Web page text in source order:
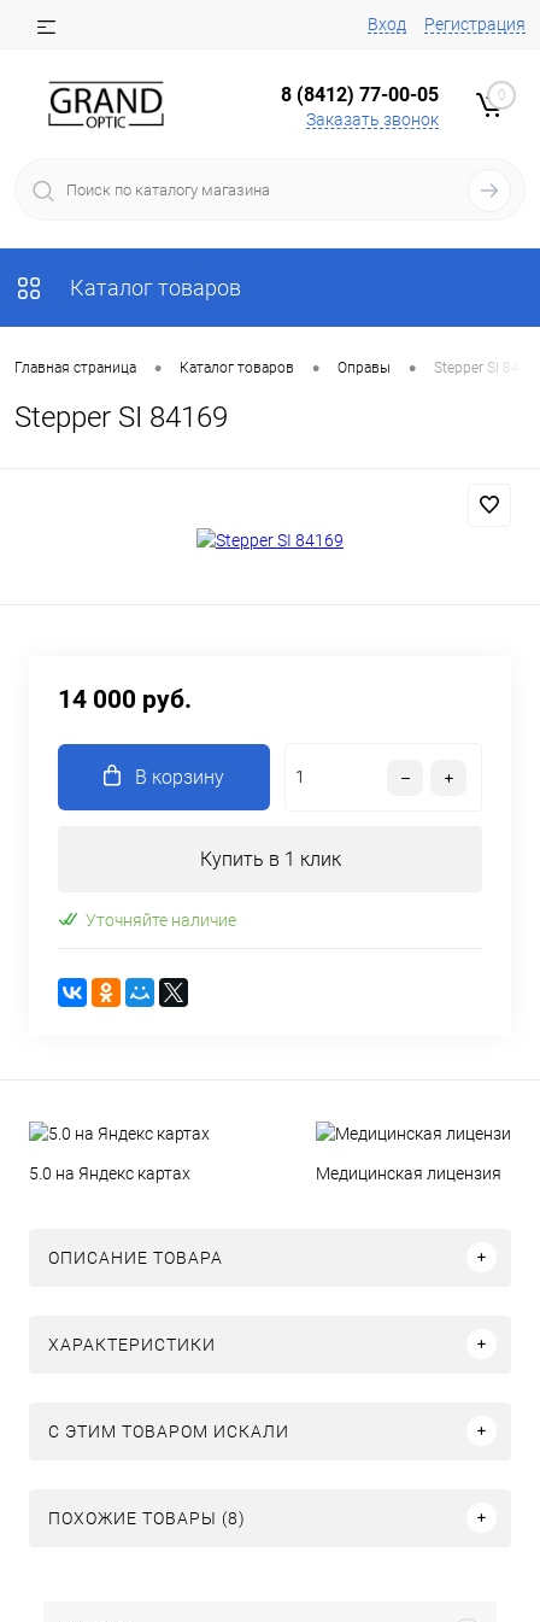
Вход Регистрация
8 (8412) 77-00-05
Заказать звонок
0
Каталог товаров
Главная страница • Каталог товаров • Оправы • Stepper SI
Stepper SI 84169
14 000 руб.
В корзину
Купить в 1 клик
Уточняйте наличие
5.0 на Яндекс картах Медицинская лицензия
ОПИСАНИЕ ТОВАРА
ХАРАКТЕРИСТИКИ
C ЭТИМ ТОВАРОМ ИСКАЛИ
ПОХОЖИЕ ТОВАРЫ (8)